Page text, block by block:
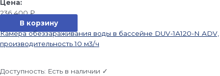
236 400₽
В корзину
Камера обеззараживания воды в бассейне DUV-1А120-N ADV,
производительность 10 м3/ч
Доступность: Есть в наличии ✓